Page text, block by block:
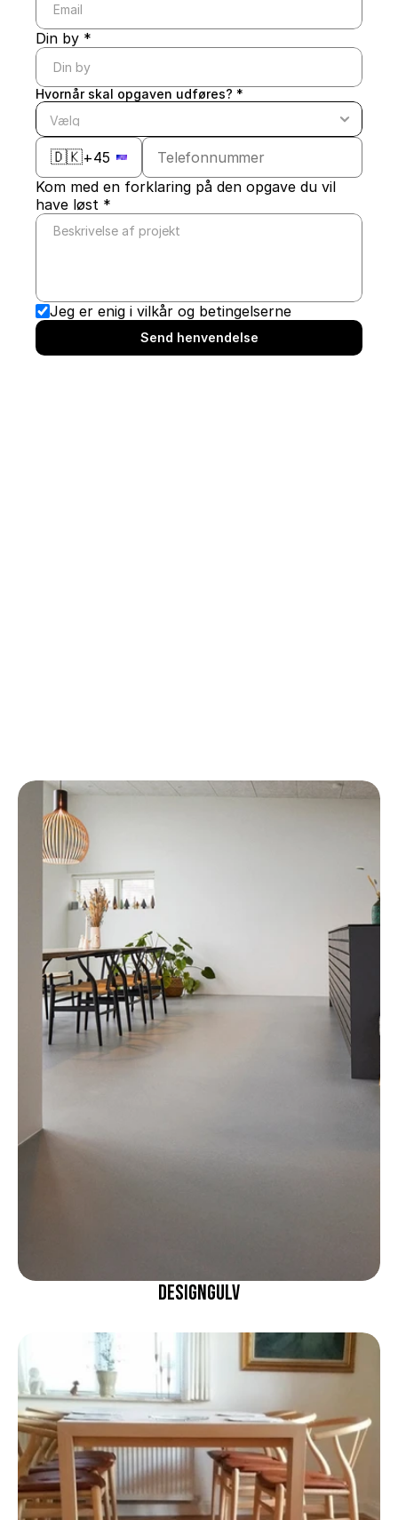
Din by *
Hvornår skal opgaven udføres? *
🇩🇰+45
Kom med en forklaring på den opgave du vil
have løst *
Jeg er enig i vilkår og betingelserne
Send henvendelse
GulvekspertiseApS
Designgulv